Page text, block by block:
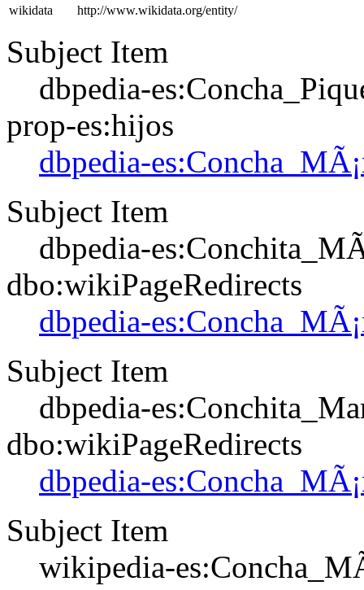
wikidata
http://www.wikidata.org/entity/
Subject Item
dbpedia-
prop-es:hijos
dbpedia-
Subject Item
dbpedia-
dbo:wikiPageRedirects
dbpedia-
Subject Item
dbpedia-
dbo:wikiPageRedirects
dbpedia-
Subject Item
wikipedia-